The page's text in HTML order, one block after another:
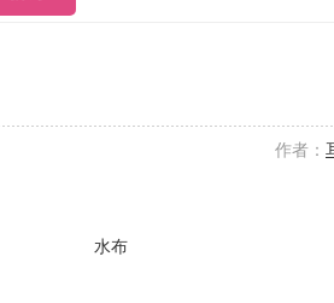
作者：
水布